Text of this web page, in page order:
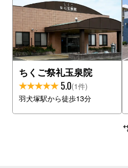
ちくご祭礼玉泉院
5.0(1件)
羽犬塚駅から徒歩13分